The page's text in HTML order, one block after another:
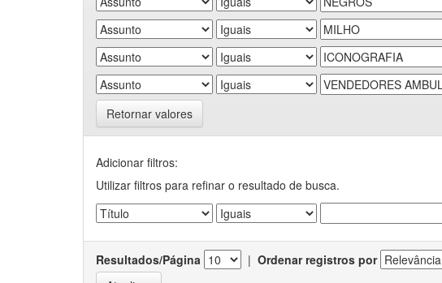
Retornar valores
Adicionar filtros:
Utilizar filtros para refinar o resultado de busca.
Resultados/Página | Ordenar registros por